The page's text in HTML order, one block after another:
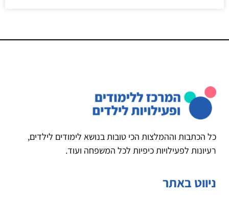
כל הכתבות וההמלצות הכי טובות בנושא לימודים לילדים,
רעיונות לפעילויות כיפיות לכל המשפחה ועוד.
ניווט באתר